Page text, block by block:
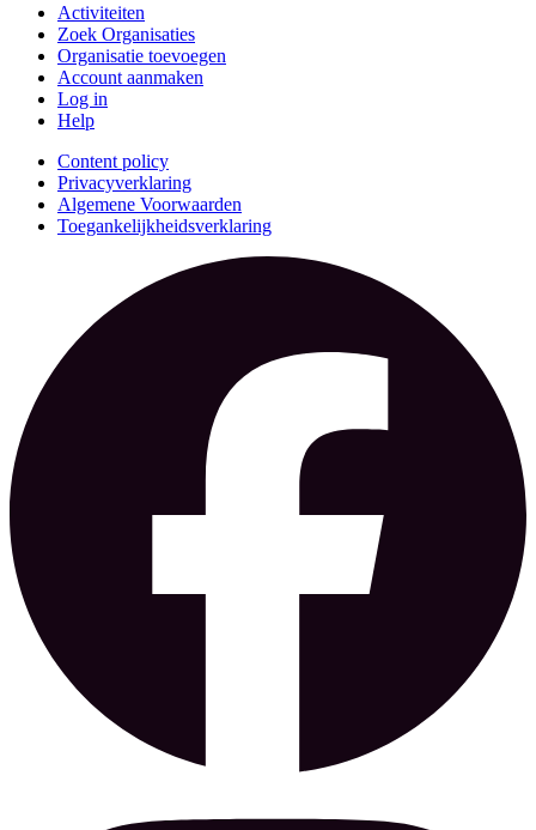
Activiteiten
Zoek Organisaties
Organisatie toevoegen
Account aanmaken
Log in
Help
Content policy
Privacyverklaring
Algemene Voorwaarden
Toegankelijkheidsverklaring